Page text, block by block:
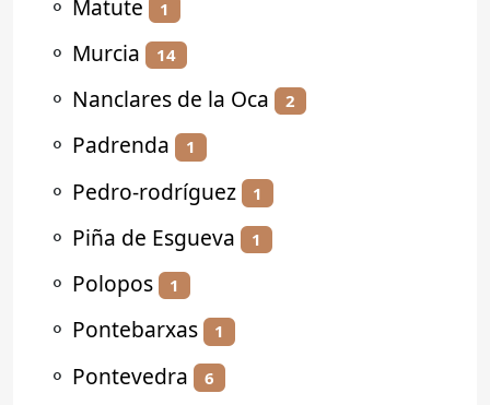
⚬ Matute 1
⚬ Murcia 14
⚬ Nanclares de la Oca 2
⚬ Padrenda 1
⚬ Pedro-rodríguez 1
⚬ Piña de Esgueva 1
⚬ Polopos 1
⚬ Pontebarxas 1
⚬ Pontevedra 6